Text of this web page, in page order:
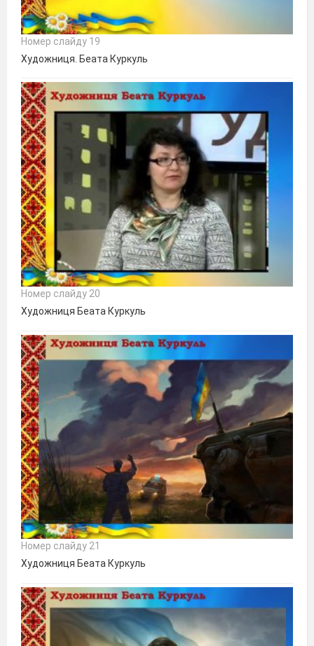
Номер слайду 19
Художниця. Беата Куркуль
Номер слайду 20
Художниця Беата Куркуль
Номер слайду 21
Художниця Беата Куркуль